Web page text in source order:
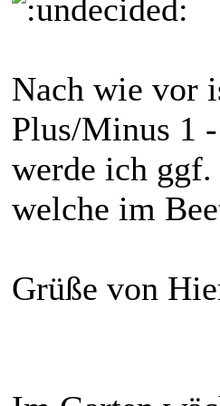
Nach wie vor
Plus/Minus 1
werde ich ggf.
welche im
Grüße von